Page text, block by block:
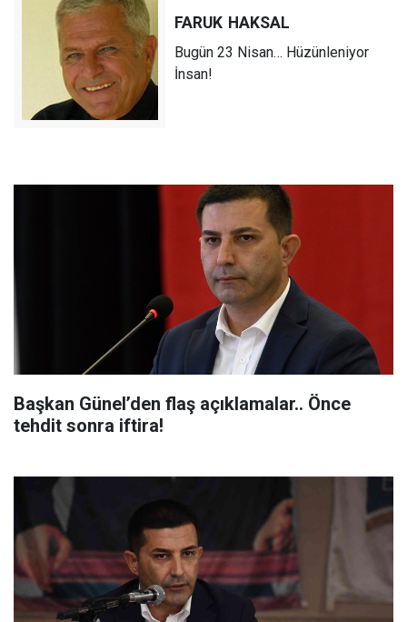
FARUK HAKSAL
Bugün 23 Nisan… Hüzünleniyor
İnsan!
Başkan Günel’den flaş açıklamalar.. Önce
tehdit sonra iftira!